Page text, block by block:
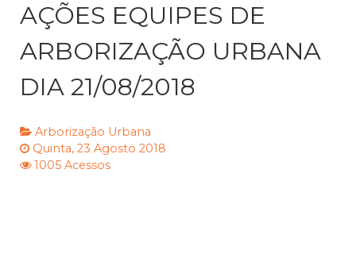
AÇÕES EQUIPES DE
ARBORIZAÇÃO URBANA
DIA 21/08/2018
Arborização Urbana
Quinta, 23 Agosto 2018
1005 Acessos